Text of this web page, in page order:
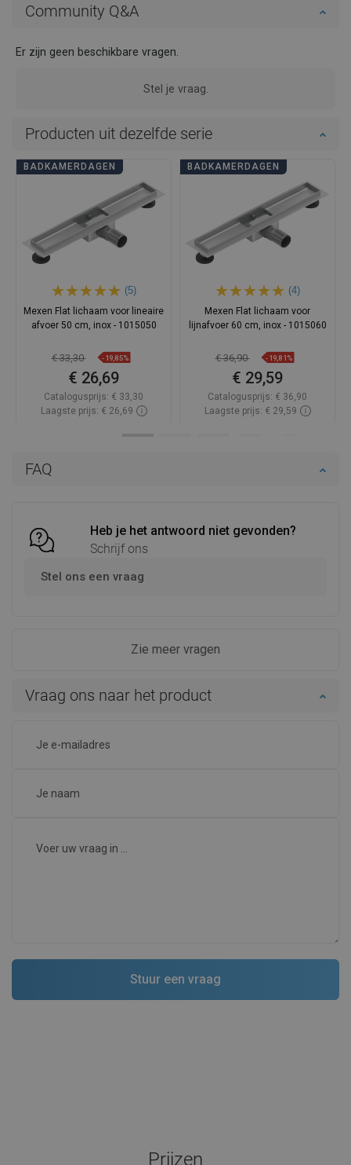
FAQ
Heb je het antwoord niet gevonden?
Schrijf ons
Stel ons een vraag
Zie meer vragen
Community Q&A
Er zijn geen beschikbare vragen.
Stel je vraag.
Vraag ons naar het product
Producten uit dezelfde serie
BADKAMERDAGEN
(5)
Mexen Flat lichaam voor lineaire
afvoer 50 cm, inox - 1015050
€ 33,30 -19,85%
€ 26,69
Catalogusprijs: € 33,30
Laagste prijs: € 26,69
BADKAMERDAGEN
(4)
Mexen Flat lichaam voor
lijnafvoer 60 cm, inox - 1015060
€ 36,90 -19,81%
€ 29,59
Catalogusprijs: € 36,90
Laagste prijs: € 29,59
Prijzen